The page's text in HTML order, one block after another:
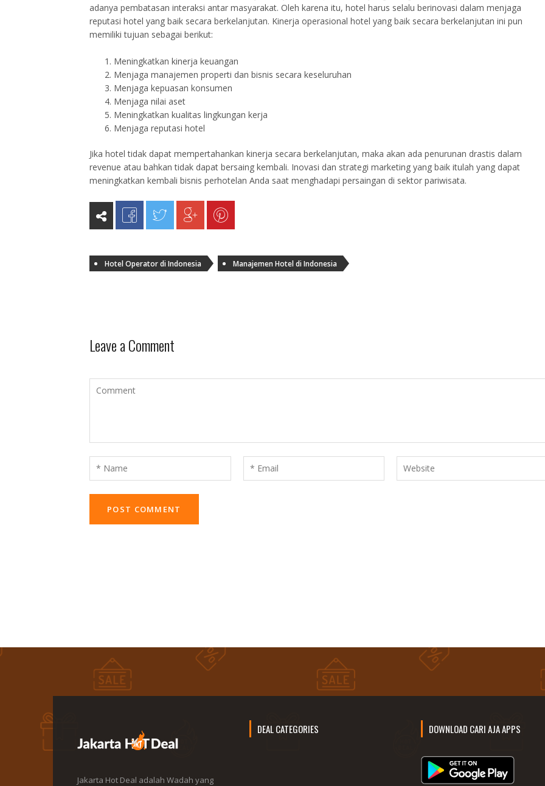
adanya pembatasan interaksi antar masyarakat. Oleh karena itu, hotel harus selalu berinovasi dalam menjaga
reputasi hotel yang baik secara berkelanjutan. Kinerja operasional hotel yang baik secara berkelanjutan ini pun
memiliki tujuan sebagai berikut:
Meningkatkan kinerja keuangan
Menjaga manajemen properti dan bisnis secara keseluruhan
Menjaga kepuasan konsumen
Menjaga nilai aset
Meningkatkan kualitas lingkungan kerja
Menjaga reputasi hotel
Jika hotel tidak dapat mempertahankan kinerja secara berkelanjutan, maka akan ada penurunan drastis dalam
revenue atau bahkan tidak dapat bersaing kembali. Inovasi dan strategi marketing yang baik itulah yang dapat
meningkatkan kembali bisnis perhotelan Anda saat menghadapi persaingan di sektor pariwisata.
Hotel Operator di Indonesia Manajemen Hotel di Indonesia
Leave a Comment
Jakarta Hot Deal adalah Wadah yang
DEAL CATEGORIES DOWNLOAD CARI AJA APPS